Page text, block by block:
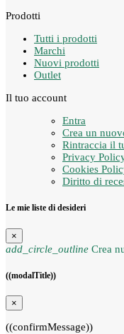
Prodotti
Tutti i prodotti
Marchi
Nuovi prodotti
Outlet
Il tuo account
Entra
Crea un
Rintraccia il
Privacy
Cookies
Diritto di
Le mie liste di desideri
×
add_circle_outline Crea
((modalTitle))
×
((confirmMessage))